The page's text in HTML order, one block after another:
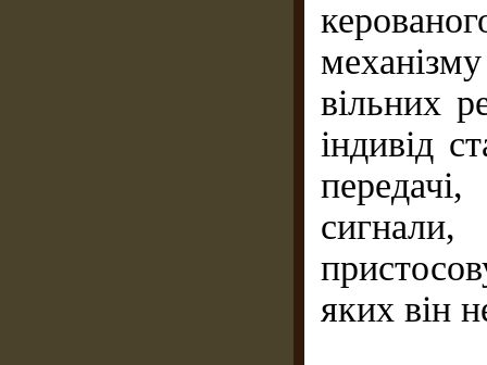
вільних
iндивiд
яких вiн